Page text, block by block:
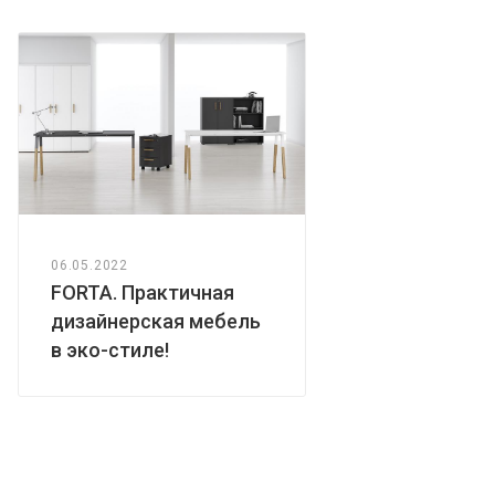
устойчивость на неровном полу.
06.05.2022
FORTA. Практичная
дизайнерская мебель
в эко-стиле!